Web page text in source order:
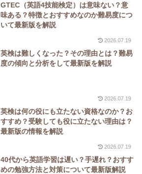
GTEC（英語4技能検定）は意味ない？意
味ある？特徴とおすすめなのか難易度につ
いて最新版を解説
2026.07.19
英検は難しくなった？その理由とは？難易
度の傾向と分析をして最新版を解説
2026.07.19
英検は何の役にも立たない資格なのか？お
すすめ？受験しても役に立たない理由は？
最新版の情報を解説
2026.07.19
40代から英語学習は遅い？手遅れ？おすす
めの勉強方法と対策について最新版解説